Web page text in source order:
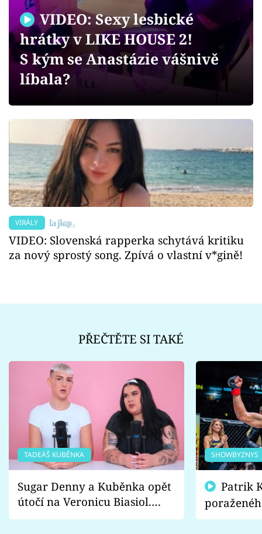
Videa
Sledujte prima+
VIDEO: Sexy lesbické
hrátky v LIKE HOUSE 2!
S kým se Anastázie vášnivě
líbala?
VIRÁLY
VIDEO: Slovenská rapperka schytává kritiku
za nový sprostý song. Zpívá o vlastní v*gině!
PŘEČTĚTE SI TAKÉ
TADEÁŠ KUBĚNKA
Sugar Denny a Kuběnka opět
útočí na Veronicu Biasiol.
Proč je podle nich falešná a
SHOWBYZNYS
fanoušci